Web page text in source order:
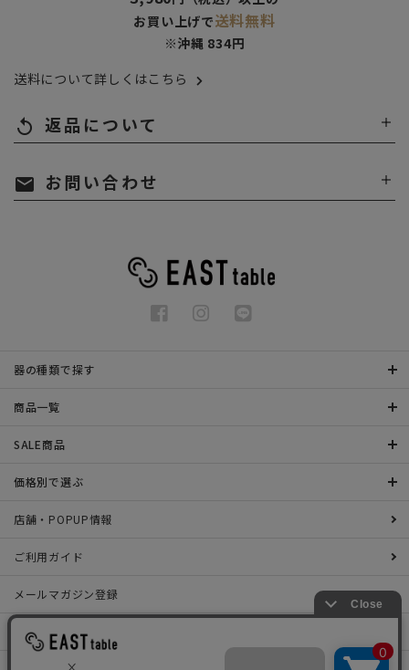
お買い上げで送料無料
※沖縄 834円
送料について詳しくはこちら
replay 返品について
mail お問い合わせ
器の種類で探す
商品一覧
SALE商品
価格別で選ぶ
店舗・POPUP情報
ご利用ガイド
メールマガジン登録
お問い合わせ